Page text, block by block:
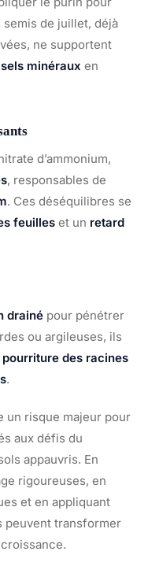
semis de juillet, déjà
ne supportent
minéraux en
d’ammonium,
, responsables de
. Ces déséquilibres se
feuilles et un retard
drainé pour pénétrer
ou argileuses, ils
pourriture des racines
.
un risque majeur pour
aux défis du
appauvris. En
rigoureuses, en
et en appliquant
peuvent transformer